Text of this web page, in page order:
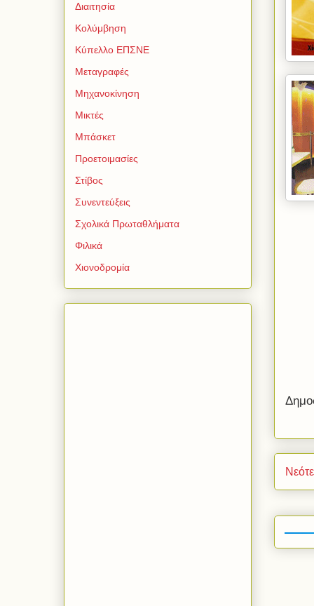
Διαιτησία
Κολύμβηση
Κύπελλο ΕΠΣΝΕ
Μεταγραφές
Μηχανοκίνηση
Μικτές
Μπάσκετ
Προετοιμασίες
Στίβος
Συνεντεύξεις
Σχολικά Πρωταθλήματα
Φιλικά
Χιονοδρομία